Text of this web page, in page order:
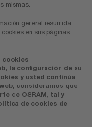
mismas.
general resumida
en sus páginas
cookies
la configuración de su
y usted continúa
consideramos que
de OSRAM, tal y
de cookies de